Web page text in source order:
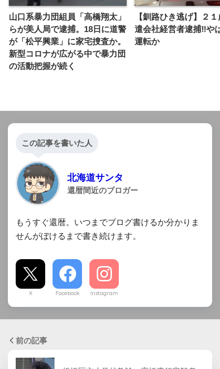
山口系暴力団組員「高橋翔太」
らが美人局で逮捕。18日に道警
が「松平興業」に家宅捜査か。
新型コロナが広がる中で暴力団
の活動把握が続く
【釧路ひき逃げ】２
遣会社経営者逮捕‼︎や
運転か
この記事を書いた人
北海道サンタ
還暦間近のブロガー
もうすぐ還暦。いつまでブログ書けるか分かりま
せんがぼけるまで書き続けます。
X Facebook Instagram
前の記事